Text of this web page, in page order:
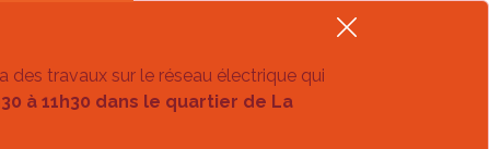
des travaux sur le réseau électrique qui
à 11h30 dans le quartier de La